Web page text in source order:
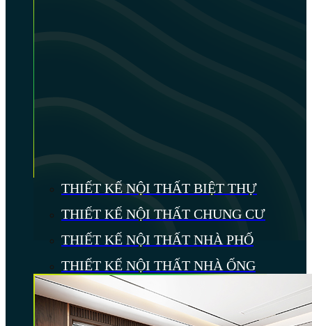
THIẾT KẾ NỘI THẤT BIỆT THỰ
THIẾT KẾ NỘI THẤT CHUNG CƯ
THIẾT KẾ NỘI THẤT NHÀ PHỐ
THIẾT KẾ NỘI THẤT NHÀ ỐNG